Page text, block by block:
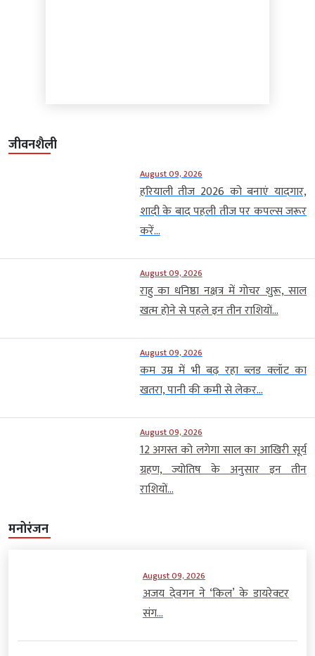
जीवनशैली
August 09, 2026
हरियाली तीज 2026 को बनाएं यादगार,
शादी के बाद पहली तीज पर कपल्स जरूर
करें...
August 09, 2026
राहु का धनिष्ठा नक्षत्र में गोचर शुरू, साल
खत्म होने से पहले इन तीन राशियों...
August 09, 2026
कम उम्र में भी बढ़ रहा ब्लड क्लॉट का
खतरा, पानी की कमी से लेकर...
August 09, 2026
12 अगस्त को लगेगा साल का आखिरी सूर्य
ग्रहण, ज्योतिष के अनुसार इन तीन
राशियों...
मनोरंजन
August 09, 2026
अजय देवगन ने ‘किल’ के डायरेक्टर
संग...